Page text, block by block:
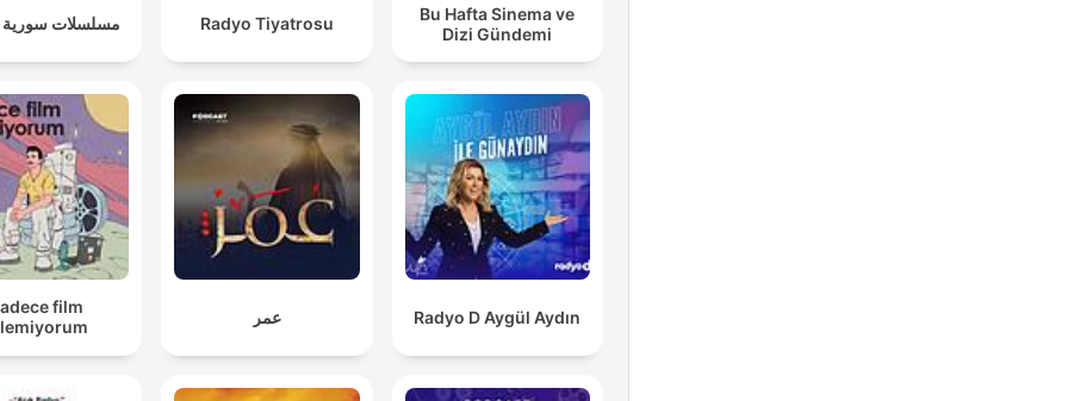
مسلسلات سورية Radyo Tiyatrosu
Bu Hafta Sinema ve
Dizi Gündemi
film
عمر Radyo D Aygül Aydın